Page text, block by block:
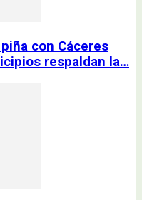
con Cáceres
respaldan la…